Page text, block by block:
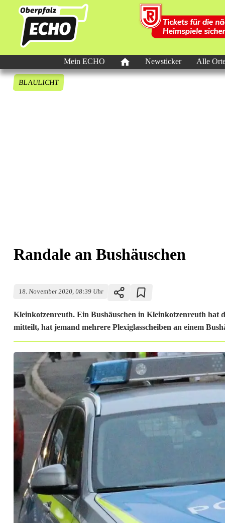
Mein ECHO Newsticker Alle
BLAULICHT
Randale an Bushäuschen
18. November 2020, 08:39 Uhr
Kleinkotzenreuth. Ein Bushäuschen in Kleinkotzenreuth hat
mitteilt, hat jemand mehrere Plexiglasscheiben an einem